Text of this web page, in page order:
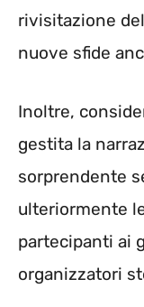
rivisitazione
nuove sfide
Inoltre,
gestita la
sorprendente
ulteriormente
partecipanti ai
organizzatori